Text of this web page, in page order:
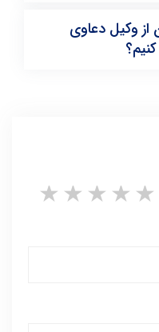
از وکیل دعاوی
5 stars
4 stars
3 stars
2 stars